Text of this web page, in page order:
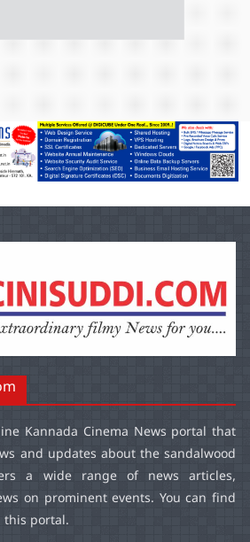
Kannada Cinema News portal that
and updates about the sandalwood
a wide range of news articles,
on prominent events. You can find
this portal.